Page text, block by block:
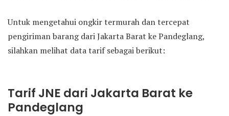
Untuk mengetahui ongkir termurah dan tercepat
pengiriman barang dari Jakarta Barat ke Pandeglang,
silahkan melihat data tarif sebagai berikut:
Tarif JNE dari Jakarta Barat ke
Pandeglang